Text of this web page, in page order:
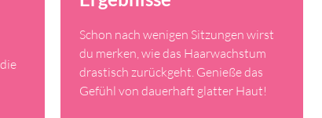
Schon nach wenigen Sitzungen wirst
du merken, wie das Haarwachstum
drastisch zurückgeht. Genieße das
Gefühl von dauerhaft glatter Haut!